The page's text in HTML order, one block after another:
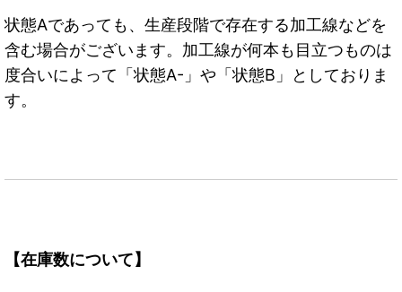
状態Aであっても、生産段階で存在する加工線などを
含む場合がございます。加工線が何本も目立つものは
度合いによって「状態A-」や「状態B」としておりま
す。
【在庫数について】